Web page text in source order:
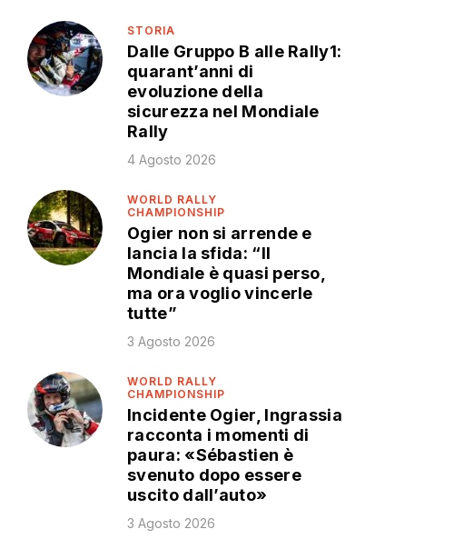
STORIA
Dalle Gruppo B alle Rally1:
quarant’anni di
evoluzione della
sicurezza nel Mondiale
Rally
4 Agosto 2026
WORLD RALLY
CHAMPIONSHIP
Ogier non si arrende e
lancia la sfida: “Il
Mondiale è quasi perso,
ma ora voglio vincerle
tutte”
3 Agosto 2026
WORLD RALLY
CHAMPIONSHIP
Incidente Ogier, Ingrassia
racconta i momenti di
paura: «Sébastien è
svenuto dopo essere
uscito dall’auto»
3 Agosto 2026